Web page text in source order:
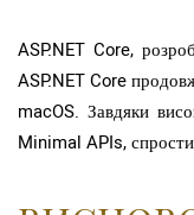
ASP.NET Core,
ASP.NET Core
macOS. Завдяки
Minimal APIs,